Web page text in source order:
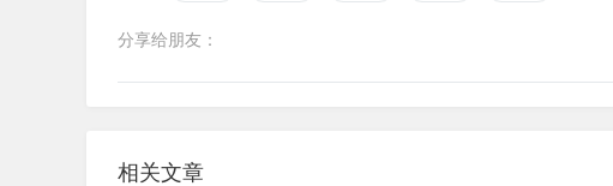
分享给朋友：
相关文章